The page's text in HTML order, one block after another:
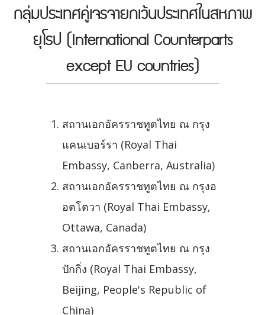
กลุ่มประเทศคู่เจรจายกเว้นประเทศในสหภาพ
ยุโรป (International Counterparts
except EU countries)
สถานเอกอัครราชทูตไทย ณ กรุง
แคนเบอร์รา (Royal Thai
Embassy, Canberra, Australia)
สถานเอกอัครราชทูตไทย ณ กรุงอ
อตโตวา (Royal Thai Embassy,
Ottawa, Canada)
สถานเอกอัครราชทูตไทย ณ กรุง
ปักกิ่ง (Royal Thai Embassy,
Beijing, People's Republic of
China)